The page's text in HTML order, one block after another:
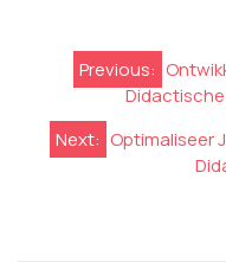
Previous:
Next: Optimaliseer